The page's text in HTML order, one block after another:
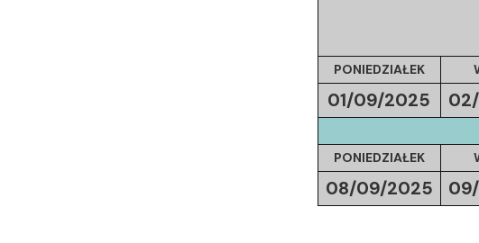
PONIEDZIAŁEK
01/09/2025
PONIEDZIAŁEK
08/09/2025